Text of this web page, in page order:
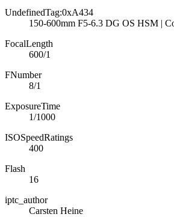
UndefinedTag:0xA434
150-600mm F5-6.3 DG OS HSM |
FocalLength
600/1
FNumber
8/1
ExposureTime
1/1000
ISOSpeedRatings
400
Flash
16
iptc_author
Carsten Heine